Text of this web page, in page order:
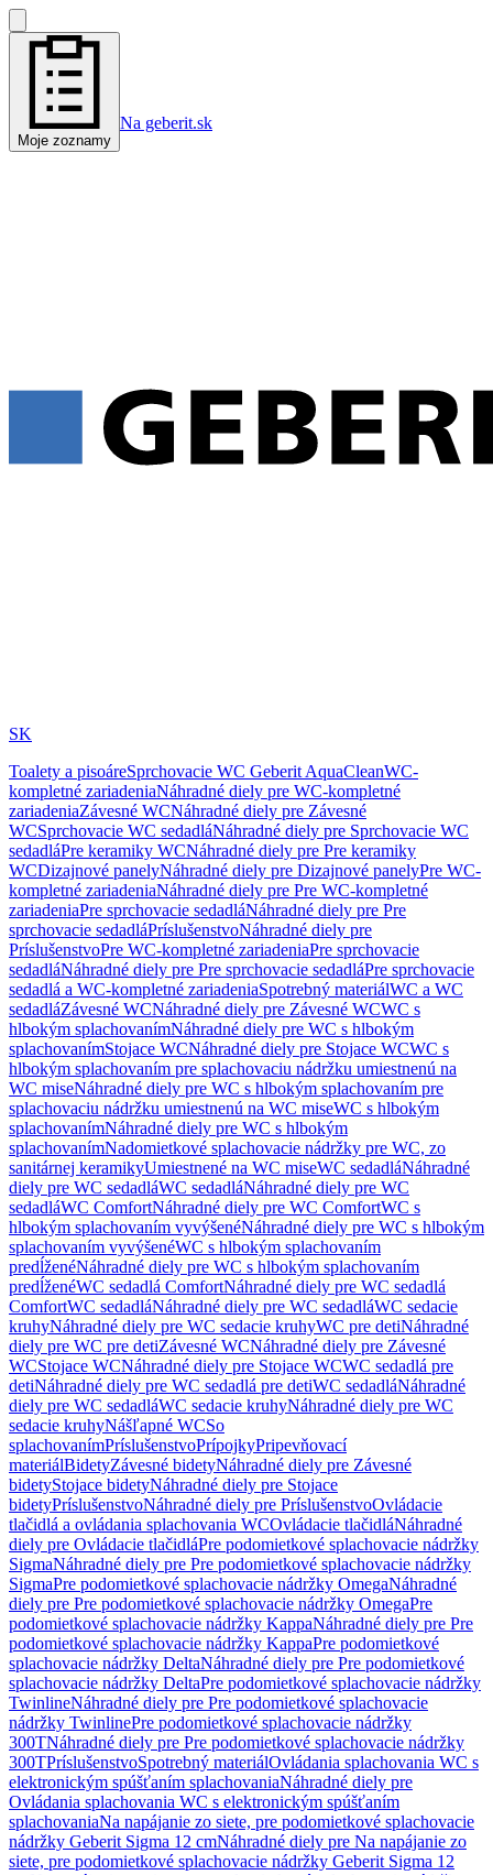
Moje zoznamy
Na geberit.sk
SK
Toalety a pisoáreSprchovacie WC Geberit AquaCleanWC-
kompletné zariadeniaNáhradné diely pre WC-kompletné
zariadeniaZávesné WCNáhradné diely pre Závesné
WCSprchovacie WC sedadláNáhradné diely pre Sprchovacie WC
sedadláPre keramiky WCNáhradné diely pre Pre keramiky
WCDizajnové panelyNáhradné diely pre Dizajnové panelyPre WC-
kompletné zariadeniaNáhradné diely pre Pre WC-kompletné
zariadeniaPre sprchovacie sedadláNáhradné diely pre Pre
sprchovacie sedadláPríslušenstvoNáhradné diely pre
PríslušenstvoPre WC-kompletné zariadeniaPre sprchovacie
sedadláNáhradné diely pre Pre sprchovacie sedadláPre sprchovacie
sedadlá a WC-kompletné zariadeniaSpotrebný materiálWC a WC
sedadláZávesné WCNáhradné diely pre Závesné WCWC s
hlbokým splachovanímNáhradné diely pre WC s hlbokým
splachovanímStojace WCNáhradné diely pre Stojace WCWC s
hlbokým splachovaním pre splachovaciu nádržku umiestnenú na
WC miseNáhradné diely pre WC s hlbokým splachovaním pre
splachovaciu nádržku umiestnenú na WC miseWC s hlbokým
splachovanímNáhradné diely pre WC s hlbokým
splachovanímNadomietkové splachovacie nádržky pre WC, zo
sanitárnej keramikyUmiestnené na WC miseWC sedadláNáhradné
diely pre WC sedadláWC sedadláNáhradné diely pre WC
sedadláWC ComfortNáhradné diely pre WC ComfortWC s
hlbokým splachovaním vyvýšenéNáhradné diely pre WC s hlbokým
splachovaním vyvýšenéWC s hlbokým splachovaním
predĺženéNáhradné diely pre WC s hlbokým splachovaním
predĺženéWC sedadlá ComfortNáhradné diely pre WC sedadlá
ComfortWC sedadláNáhradné diely pre WC sedadláWC sedacie
kruhyNáhradné diely pre WC sedacie kruhyWC pre detiNáhradné
diely pre WC pre detiZávesné WCNáhradné diely pre Závesné
WCStojace WCNáhradné diely pre Stojace WCWC sedadlá pre
detiNáhradné diely pre WC sedadlá pre detiWC sedadláNáhradné
diely pre WC sedadláWC sedacie kruhyNáhradné diely pre WC
sedacie kruhyNášľapné WCSo
splachovanímPríslušenstvoPrípojkyPripevňovací
materiálBidetyZávesné bidetyNáhradné diely pre Závesné
bidetyStojace bidetyNáhradné diely pre Stojace
bidetyPríslušenstvoNáhradné diely pre PríslušenstvoOvládacie
tlačidlá a ovládania splachovania WCOvládacie tlačidláNáhradné
diely pre Ovládacie tlačidláPre podomietkové splachovacie nádržky
SigmaNáhradné diely pre Pre podomietkové splachovacie nádržky
SigmaPre podomietkové splachovacie nádržky OmegaNáhradné
diely pre Pre podomietkové splachovacie nádržky OmegaPre
podomietkové splachovacie nádržky KappaNáhradné diely pre Pre
podomietkové splachovacie nádržky KappaPre podomietkové
splachovacie nádržky DeltaNáhradné diely pre Pre podomietkové
splachovacie nádržky DeltaPre podomietkové splachovacie nádržky
TwinlineNáhradné diely pre Pre podomietkové splachovacie
nádržky TwinlinePre podomietkové splachovacie nádržky
300TNáhradné diely pre Pre podomietkové splachovacie nádržky
300TPríslušenstvoSpotrebný materiálOvládania splachovania WC s
elektronickým spúšťaním splachovaniaNáhradné diely pre
Ovládania splachovania WC s elektronickým spúšťaním
splachovaniaNa napájanie zo siete, pre podomietkové splachovacie
nádržky Geberit Sigma 12 cmNáhradné diely pre Na napájanie zo
siete, pre podomietkové splachovacie nádržky Geberit Sigma 12